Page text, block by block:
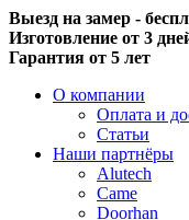
Выезд на замер -
Изготовление от 3
Гарантия от 5 лет
О компании
Оплата и
Статьи
Наши партнёры
Alutech
Came
Doorhan